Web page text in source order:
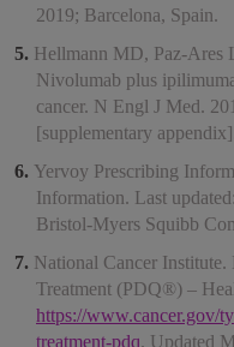
2019; Barcelona, Spain.
Hellmann MD, Paz-Ares
Nivolumab plus
cancer. N Engl J Med.
[supplementary
Yervoy Prescribing
Information. Last
Bristol-Myers Squibb
National Cancer
Treatment (PDQ®) –
https://www.cancer.gov/
treatment-pdq. Updated